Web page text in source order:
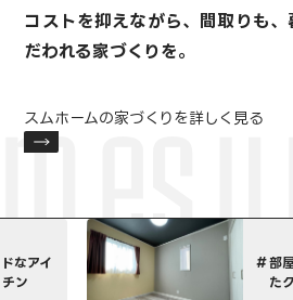
スムホームの家づくりを詳しく見る
コストを抑えながら、間取りも、
だわれる家づくりを。
部屋ごとに色替えし
たクロス